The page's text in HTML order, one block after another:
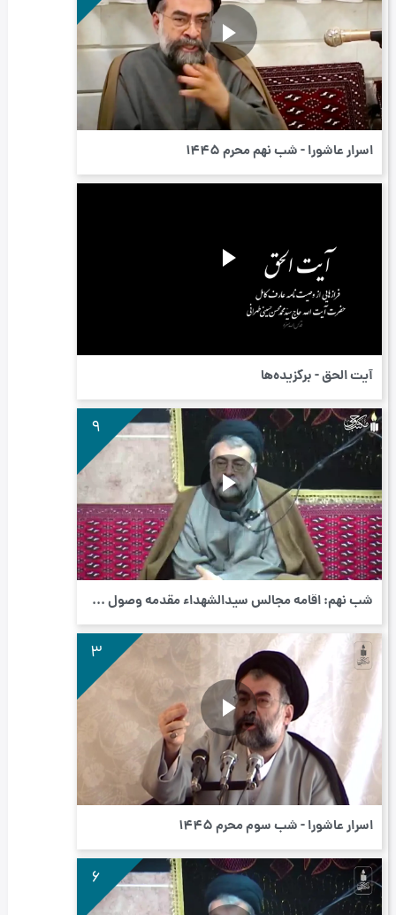
اسرار عاشورا - شب نهم محرم ۱۴۴۵
آیت الحق - برگزیده‌ها
9
شب نهم: اقامه مجالس سیدالشهداء مقدمه وصول ...
3
اسرار عاشورا - شب سوم محرم ۱۴۴۵
6